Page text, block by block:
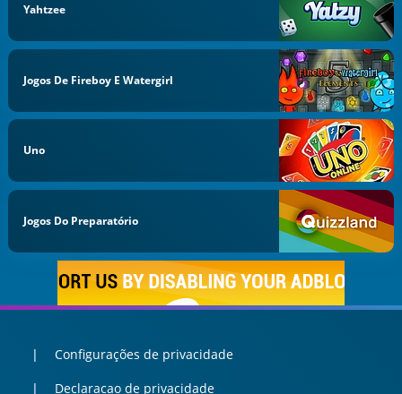
Yahtzee
Jogos De Fireboy E Watergirl
Uno
Jogos Do Preparatório
Configurações de privacidade
Declaracao de privacidade